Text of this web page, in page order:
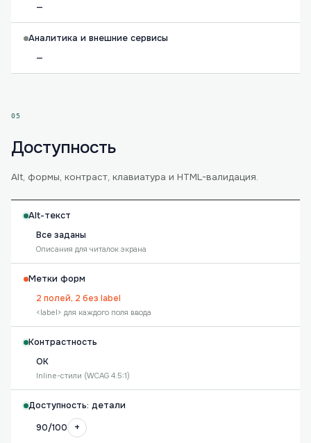
—
Аналитика и внешние сервисы
—
05
Доступность
Alt, формы, контраст, клавиатура и HTML-валидация.
Alt-текст
Все заданы
Описания для читалок экрана
Метки форм
2 полей, 2 без label
<label> для каждого поля ввода
Контрастность
OK
Inline-стили (WCAG 4.5:1)
Доступность: детали
90/100
+